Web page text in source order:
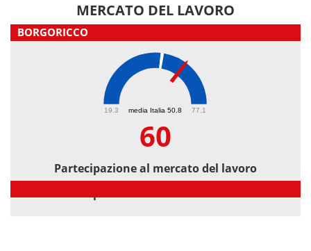
MERCATO DEL LAVORO
BORGORICCO
media Italia 50.8
19.3 77.1
60
Partecipazione al mercato del lavoro